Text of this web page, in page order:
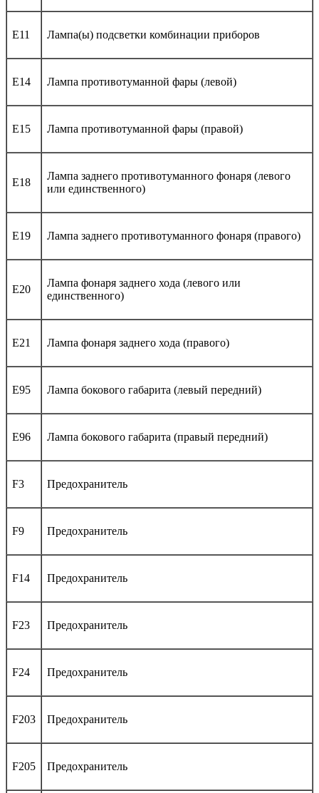
E11 Лампа(ы) подсветки комбинации приборов
E14 Лампа противотуманной фары (левой)
E15 Лампа противотуманной фары (правой)
E18
Лампа заднего противотуманного фонаря (левого
или единственного)
E19 Лампа заднего противотуманного фонаря (правого)
E20
Лампа фонаря заднего хода (левого или
единственного)
E21 Лампа фонаря заднего хода (правого)
E95 Лампа бокового габарита (левый передний)
E96 Лампа бокового габарита (правый передний)
F3 Предохранитель
F9 Предохранитель
F14 Предохранитель
F23 Предохранитель
F24 Предохранитель
F203 Предохранитель
F205 Предохранитель